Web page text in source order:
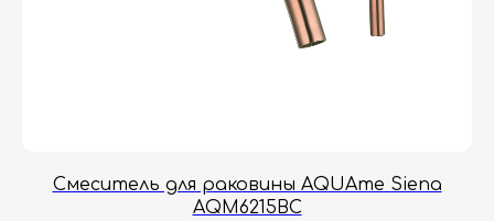
Смеситель для раковины AQUAme Siena
AQM6215BC